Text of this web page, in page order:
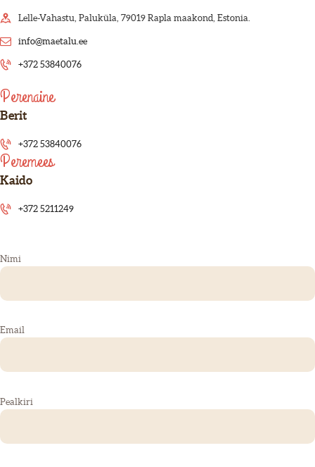
Lelle-Vahastu, Paluküla, 79019 Rapla maakond, Estonia.
info@maetalu.ee
+372 53840076
Perenaine
Berit
+372 53840076
Peremees
Kaido
+372 5211249
Nimi
Email
Pealkiri